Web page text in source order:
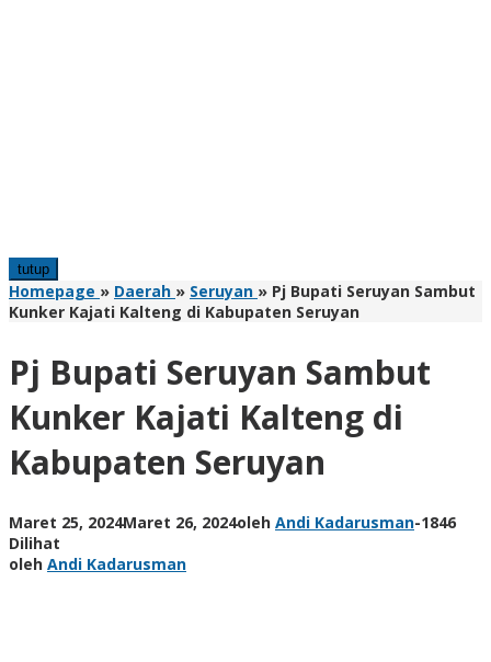
tutup
Homepage » Daerah » Seruyan » Pj Bupati Seruyan Sambut
Kunker Kajati Kalteng di Kabupaten Seruyan
Pj Bupati Seruyan Sambut
Kunker Kajati Kalteng di
Kabupaten Seruyan
Maret 25, 2024Maret 26, 2024oleh Andi Kadarusman-1846
Dilihat
oleh Andi Kadarusman